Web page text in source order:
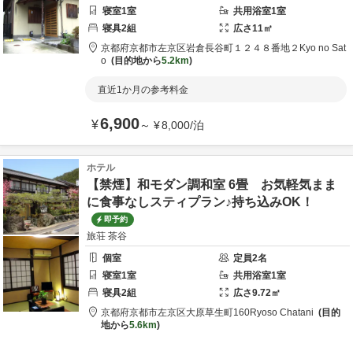
寝室1室 共用浴室1室
寝具2組 広さ11㎡
京都府京都市左京区岩倉長谷町１２４８番地２ Kyo no Sat
o
目的地から5.2km
直近1か月の参考料金
¥6,900～ ¥8,000/泊
ホテル
【禁煙】和モダン調和室 6畳 お気軽気まま
に食事なしスティプラン♪持ち込みOK！
即予約
旅荘 茶谷
個室
定員2名
寝室1室 共用浴室1室
寝具2組 広さ9.72㎡
京都府京都市左京区大原草生町160Ryoso Chatani
目的
地から5.6km